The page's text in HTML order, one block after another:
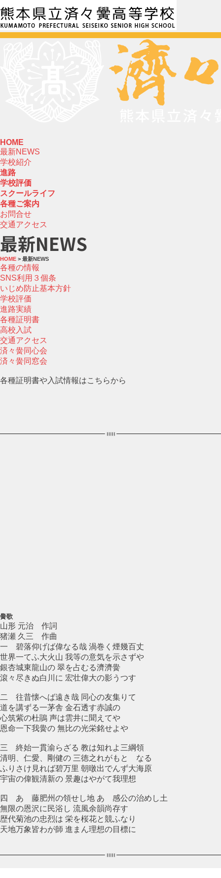
HOME
最新NEWS
学校紹介
進路
学校評価
スクールライフ
各種ご案内
お問合せ
交通アクセス
最新NEWS
HOME > 最新NEWS
各種の情報
SNS利用３個条
いじめ防止基本方針
学校評価
進路実績
各種証明書
高校入試
交通アクセス
済々黌同心会
済々黌同窓会
各種証明書や入試情報はこちらから
黌歌
山形 元治 作詞
猪瀬 久三 作曲
一 碧落仰げば偉なる哉 渦巻く煙幾百丈
世界一てふ大火山 我等の意気を示さずや
銀杏城東龍山の 翠を占むる濟濟黌
滾々尽きぬ白川に 宏壮偉大の影うつす
二 往昔懐へば遠き哉 同心の友集りて
道を講ずる一茅舎 金石透す赤誠の
心筑紫の杜鵑 声は雲井に聞えてや
恩命一下我黌の 無比の光栄銘せよや
三 終始一貫渝らざる 教は知れよ三綱領
清明、仁愛、剛健の 三徳之れがもとゝなる
ふりさけ見れば碧万里 朝暾出でんず大海原
宇宙の偉観清新の 景趣はやがて我理想
四 あゝ藤肥州の領せし地 あゝ感公の治めし土
無限の恩沢に民浴し 流風余韻尚存す
歴代菊池の忠烈は 栄を桜花と競ふなり
天地万象皆わが師 進まん理想の目標に